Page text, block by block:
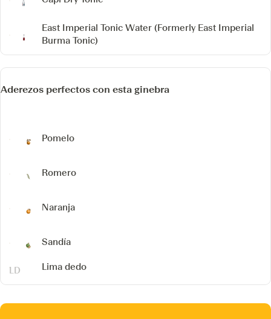
East Imperial Tonic Water (Formerly East Imperial
Burma Tonic)
Aderezos perfectos con esta ginebra
Pomelo
Romero
Naranja
Sandía
Lima dedo